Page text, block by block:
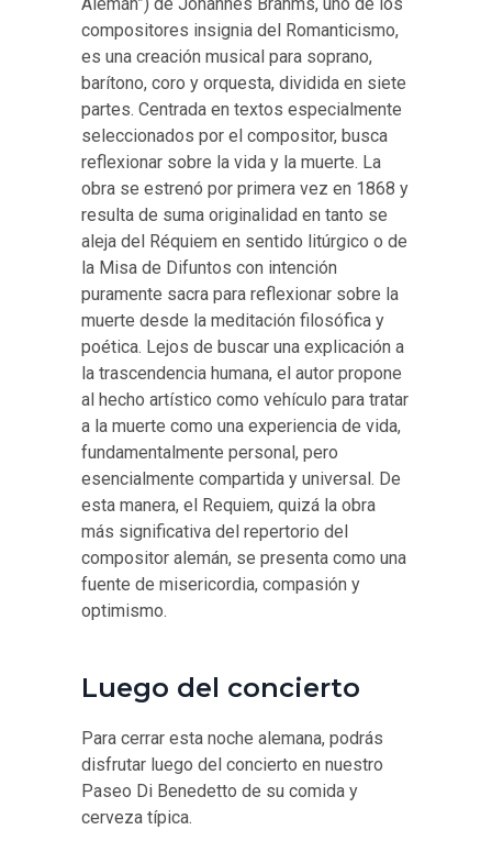
compositores insignia del Romanticismo,
es una creación musical para soprano,
barítono, coro y orquesta, dividida en siete
partes. Centrada en textos especialmente
seleccionados por el compositor, busca
reflexionar sobre la vida y la muerte. La
obra se estrenó por primera vez en 1868 y
resulta de suma originalidad en tanto se
aleja del Réquiem en sentido litúrgico o de
la Misa de Difuntos con intención
puramente sacra para reflexionar sobre la
muerte desde la meditación filosófica y
poética. Lejos de buscar una explicación a
la trascendencia humana, el autor propone
al hecho artístico como vehículo para tratar
a la muerte como una experiencia de vida,
fundamentalmente personal, pero
esencialmente compartida y universal. De
esta manera, el Requiem, quizá la obra
más significativa del repertorio del
compositor alemán, se presenta como una
fuente de misericordia, compasión y
optimismo.
Luego del concierto
Para cerrar esta noche alemana, podrás
disfrutar luego del concierto en nuestro
Paseo Di Benedetto de su comida y
cerveza típica.